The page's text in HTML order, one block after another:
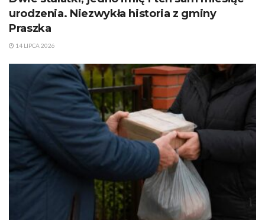
urodzenia. Niezwykła historia z gminy
Praszka
14 LIPCA 2026